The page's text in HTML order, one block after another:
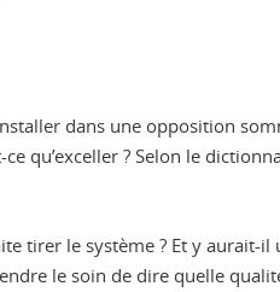
dans une opposition
qu’exceller ? Selon le
tirer le système ? Et y
le soin de dire quelle